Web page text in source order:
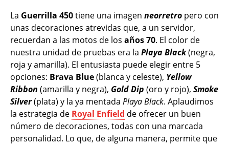
La Guerrilla 450tiene una imagen neorretro pero con
unas decoraciones atrevidas que, a un servidor,
recuerdan a las motos de los años 70. El color de
nuestra unidad de pruebas era la Playa Black(negra,
roja y amarilla). El entusiasta puede elegir entre 5
opciones: Brava Blue(blanca y celeste), Yellow
Ribbon (amarilla y negra), Gold Dip (oro y rojo), Smoke
Silver(plata) y la ya mentada Playa Black. Aplaudimos
la estrategia de Royal Enfield de ofrecer un buen
número de decoraciones, todas con una marcada
personalidad. Lo que, de alguna manera, permite que